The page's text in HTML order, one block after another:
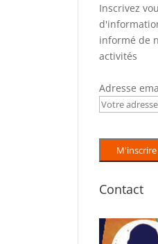
Inscrivez
informé de
activités
Adresse
Contact